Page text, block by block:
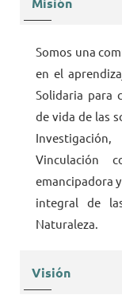
Somos una
en el
Solidaria para
de vida de las
Vinculación
emancipadora
integral de
Naturaleza.
Visión